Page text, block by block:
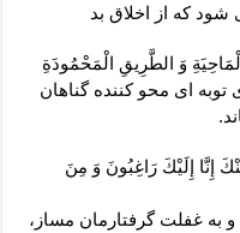
شود كه از اخلاق بد
وَ الطَّرِيقِ الْمَحْمُودَةِ
توبه‏ اى محو كننده گناهان
إِنَّا إِلَيْكَ رَاغِبُونَ وَ مِنَ
و به غفلت گرفتارمان مساز،